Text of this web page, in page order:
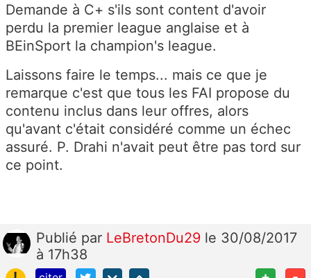
Demande à C+ s'ils sont content d'avoir
perdu la premier league anglaise et à
BEinSport la champion's league.
Laissons faire le temps... mais ce que je
remarque c'est que tous les FAI propose du
contenu inclus dans leur offres, alors
qu'avant c'était considéré comme un échec
assuré. P. Drahi n'avait peut être pas tord sur
ce point.
Publié par LeBretonDu29 le 30/08/2017
à 17h38